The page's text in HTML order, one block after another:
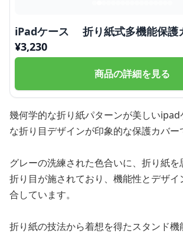
iPadケース 折り紙式多機能保護
¥3,230
商品の詳細を見る
幾何学的な折り紙パターンが美しい
な折り目デザインが印象的な保護カバー
グレーの洗練された色合いに、折り紙
折り目が施されており、機能性とデザイ
合しています。
折り紙の技法から着想を得たスタンド